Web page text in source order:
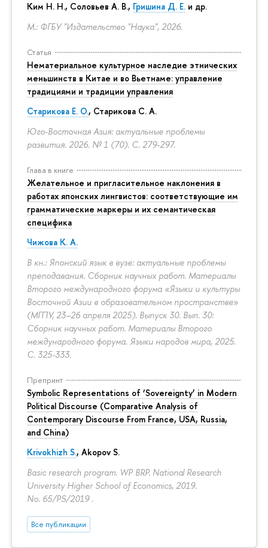
Ким Н. Н., Соловьев А. В., Гришина Д. Е. и др.
М.: ФГБУ "Издательство "Наука", 2026.
Статья
Нематериальное культурное наследие этнических
меньшинств в Китае и во Вьетнаме: управление
традициями и традиции управления
Старикова Е. О., Старикова С. А.
Юго-Восточная Азия: актуальные проблемы
развития. 2026. № 1 (70). С. 279-297.
Глава в книге
Желательное и пригласительное наклонения в
работах японских лингвистов: соответствующие им
грамматические маркеры и их семантическая
специфика
Чижова К. А.
В кн.: Японский язык в вузе: актуальные проблемы
преподавания. Сборник научных работ. Материалы
Второго международного форума «Языки и культуры
Восточной Азии в образовательном пространстве»
(МГПУ, 23–26 апреля 2025). Выпуск 30. Вып. 30:
Сборник научных работ. Материалы Второго
международного форума. Языки народов мира, 2025.
С. 325-333.
Препринт
Symbolic Representations of ‘Sovereignty’ in Modern
Political Discourse (Comparative Analysis of
Contemporary Discourse From France, USA, Russia,
and China)
Krivokhizh S., Akopov S.
Basic research program. WP BRP. National Research
University Higher School of Economics, 2019.
No. 65/PS/2019 .
Все публикации